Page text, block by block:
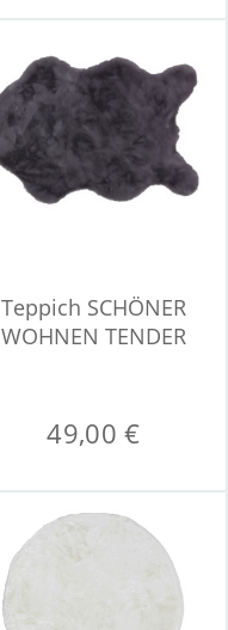
Teppich SCHÖNER
WOHNEN TENDER
49,00 €